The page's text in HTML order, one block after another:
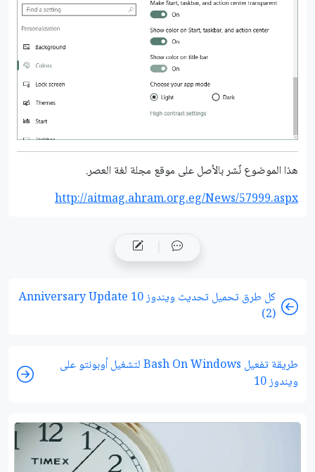
هذا الموضوع نٌشر باﻷصل على موقع مجلة لغة العصر.
http://aitmag.ahram.org.eg/News/57999.aspx
كل طرق تحميل تحديث ويندوز 10 Anniversary Update
(2)
طريقة تفعيل Bash On Windows لتشغيل أوبونتو على
ويندوز 10